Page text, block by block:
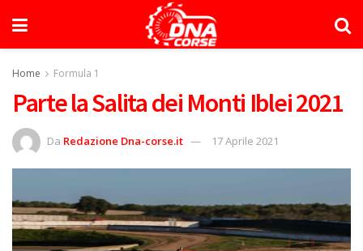
Home Formula 1
Parte la Salita dei Monti Iblei 2021
Da Redazione Dna-corse.it 17 Aprile 2021